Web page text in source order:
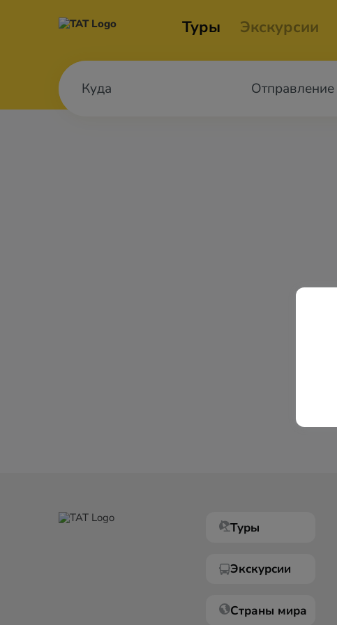
Туры Экскурсии
Отправление
Туры
Экскурсии
Страны мира